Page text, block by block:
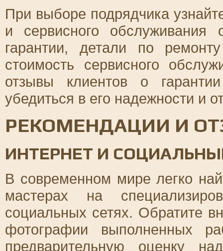
При выборе подрядчика
и сервисного обслуживания
гарантии, детали по
стоимость сервисного
отзывы клиентов о
убедиться в его надежности и
РЕКОМЕНДАЦИИ И
ИНТЕРНЕТ И
В современном мире легко
мастерах на
социальных сетях. Обратите
фотографии выполненных
предварительную оценку